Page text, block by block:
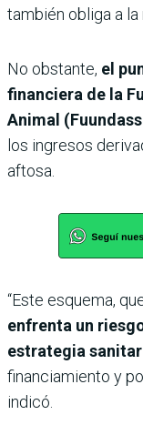
también obliga a
No obstante, el
financiera de la
Animal
los ingresos
aftosa.
“Este esquema,
enfrenta un
estrategia
financiamiento y
indicó.